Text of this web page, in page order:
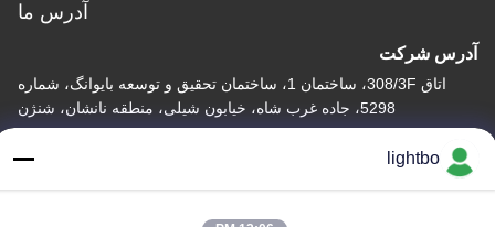
آدرس ما
آدرس شرکت
اتاق 308/3F، ساختمان 1، ساختمان تحقیق و توسعه بایوانگ، شماره
5298، جاده غرب شاه، خیابون شیلی، منطقه نانشان، شنژن
آدرس کارخانه
lightbo